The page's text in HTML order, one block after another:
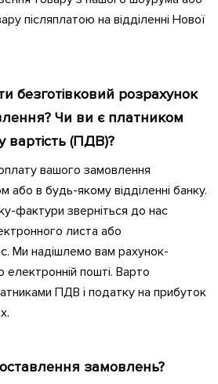
післяплатою на відділенні Нової
безготівковий розрахунок
Чи ви є платником
вартість (ПДВ)?
вашого замовлення
або в будь-якому відділенні банку.
фактури зверніться до нас
листа або
Ми надішлемо вам рахунок-
пошті. Варто
ПДВ і податку на прибуток
замовлень?